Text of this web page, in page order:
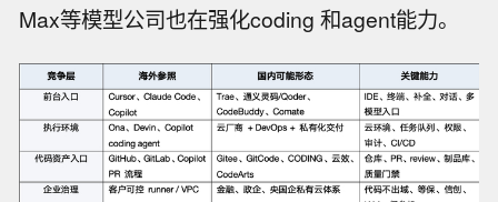
Max等模型公司也在强化coding 和agent能力。